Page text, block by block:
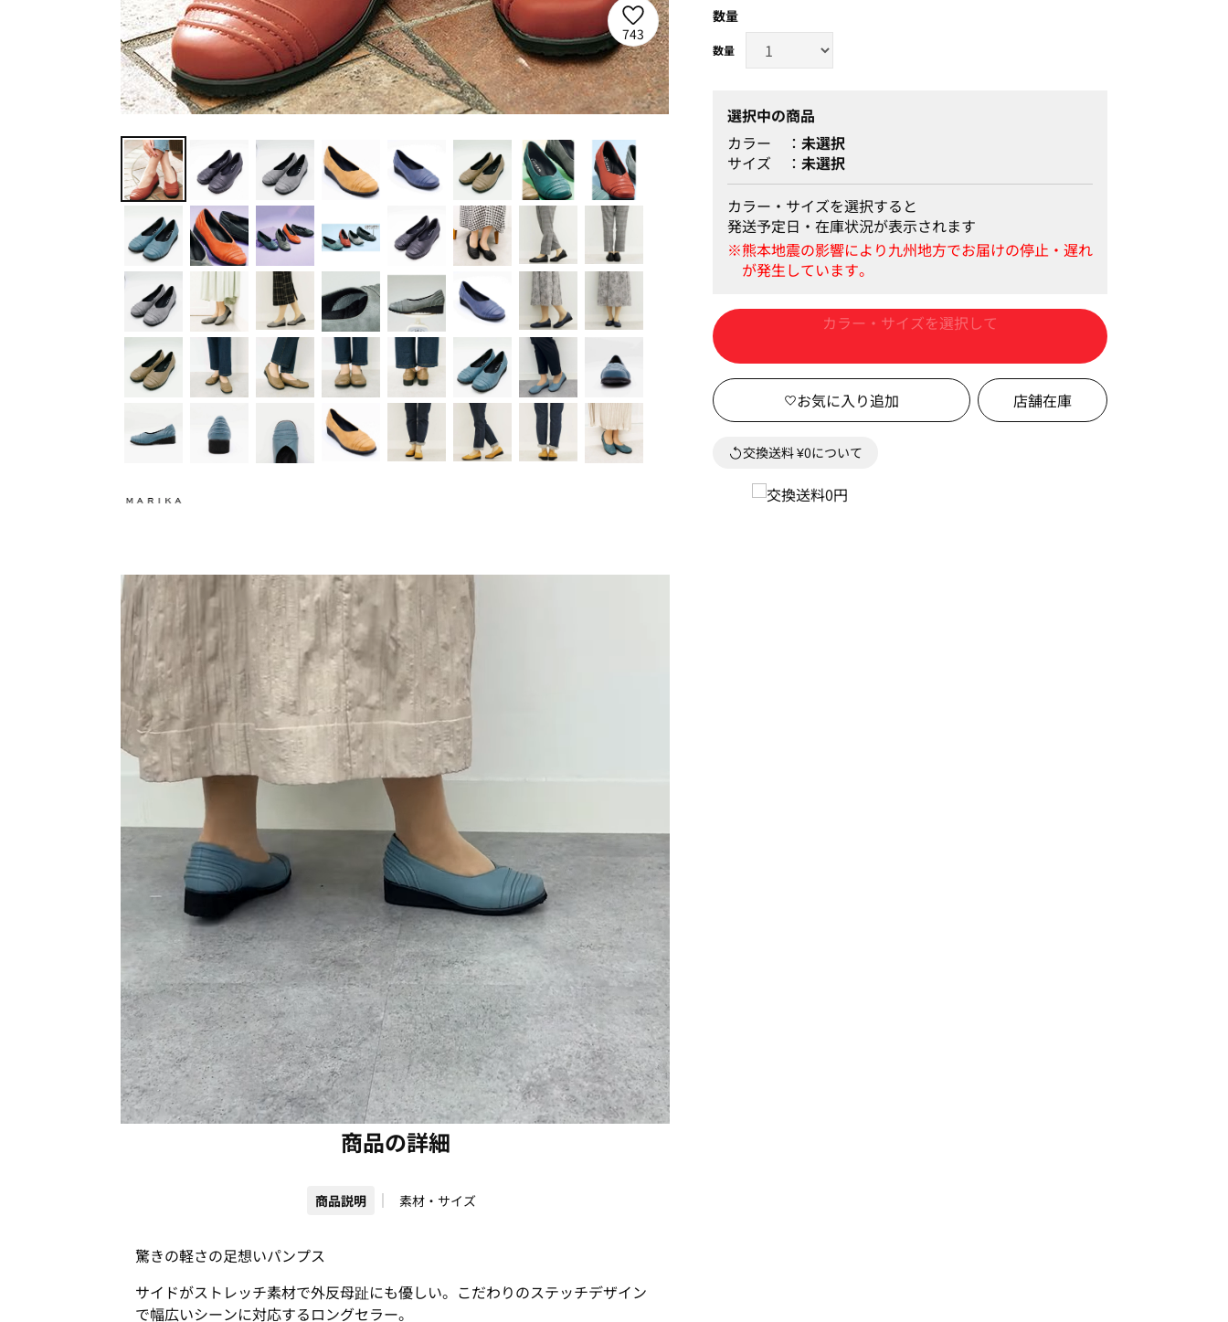
743
商品の詳細
商品説明 素材・サイズ
驚きの軽さの足想いパンプス
サイドがストレッチ素材で外反母趾にも優しい。こだわりのステッチデザイン
で幅広いシーンに対応するロングセラー。
数量
選択中の商品
カラー
未選択
サイズ
未選択
カラー・サイズを選択すると
発送予定日・在庫状況が表示されます
カートに入れる
店舗在庫
交換送料 ¥0について